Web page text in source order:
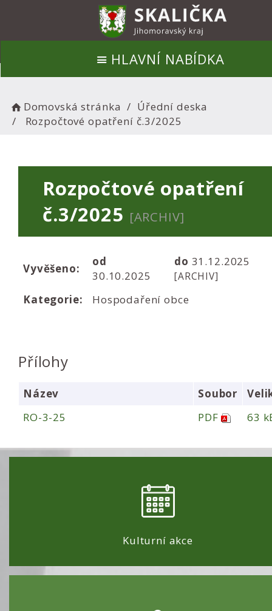
HLAVNÍ NABÍDKA
Domovská stránka
Úřední deska
Rozpočtové opatření č.3/2025
Rozpočtové opatření
č.3/2025 [ARCHIV]
Vyvěšeno:
od
30.10.2025
do 31.12.2025
[ARCHIV]
Kategorie: Hospodaření obce
Přílohy
Název Soubor
RO-3-25
PDF 63
Kulturní akce